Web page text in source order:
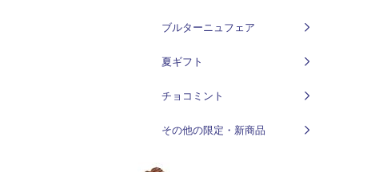
ブルターニュフェア
夏ギフト
チョコミント
その他の限定・新商品